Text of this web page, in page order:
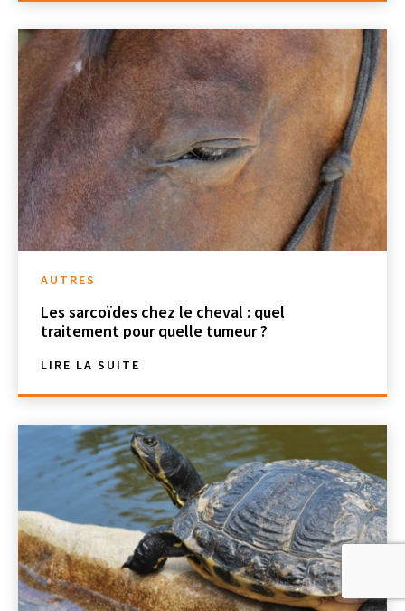
AUTRES
Les sarcoïdes chez le cheval : quel
traitement pour quelle tumeur ?
LIRE LA SUITE